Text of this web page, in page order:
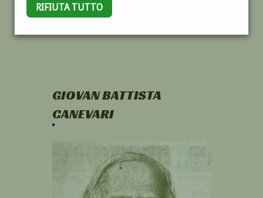
RIFIUTA TUTTO
GIOVAN BATTISTA
CANEVARI